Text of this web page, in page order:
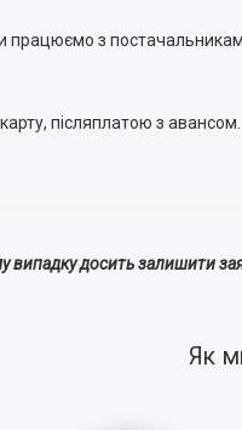
працюємо з
післяплатою з авансом.
досить залишити
Як